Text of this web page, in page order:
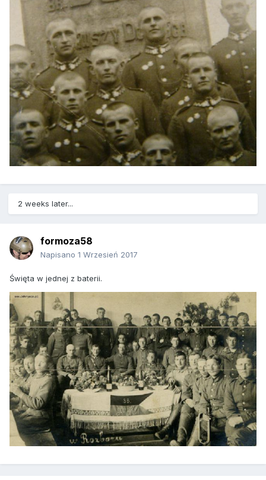
2 weeks later...
formoza58
Napisano 1 Wrzesień 2017
Święta w jednej z baterii.